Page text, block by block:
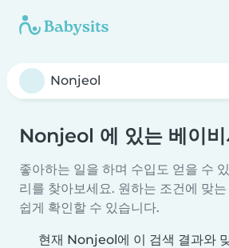
Nonjeol 에 있는 베이비
좋아하는 일을 하며 수입도 얻을 수
리를 찾아보세요. 원하는 조건에 맞
쉽게 확인할 수 있습니다.
현재 Nonjeol에 이 검색 결과와